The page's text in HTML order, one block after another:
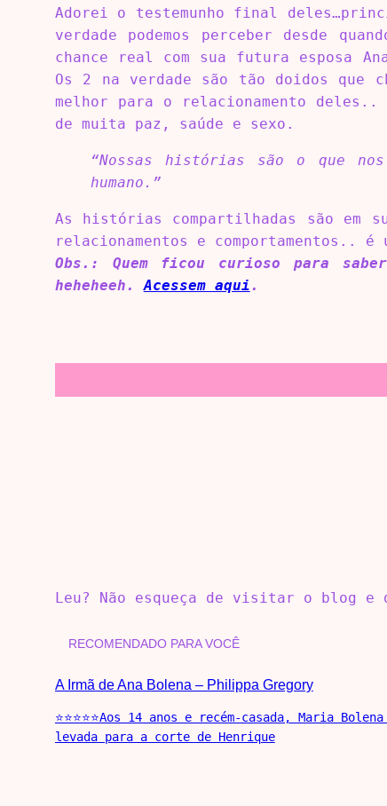
Adorei o testemunho final
verdade podemos perceber desde
chance real com sua futura esposa
Os 2 na verdade são tão doidos
melhor para o relacionamento deles..
de muita paz, saúde e sexo.
“Nossas histórias são o que nos
humano.”
As histórias compartilhadas são em
relacionamentos e comportamentos..
Obs.: Quem ficou curioso para
heheheeh.Acessem aqui.
Leu? Não esqueça de visitar o blog e
RECOMENDADO PARA VOCÊ
A Irmã de Ana Bolena – Philippa Gregory
⭐⭐⭐⭐⭐Aos 14 anos e recém-casada, Maria
levada para a corte de Henrique